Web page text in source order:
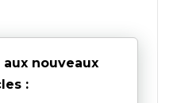
nouveaux
: